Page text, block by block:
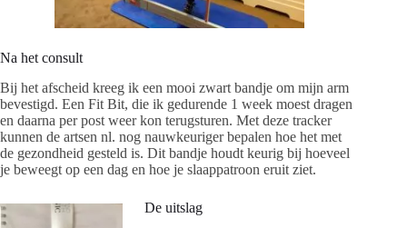
Na het consult
Bij het afscheid kreeg ik een mooi zwart bandje om mijn arm
bevestigd. Een Fit Bit, die ik gedurende 1 week moest dragen
en daarna per post weer kon terugsturen. Met deze tracker
kunnen de artsen nl. nog nauwkeuriger bepalen hoe het met
de gezondheid gesteld is. Dit bandje houdt keurig bij hoeveel
je beweegt op een dag en hoe je slaappatroon eruit ziet.
De uitslag